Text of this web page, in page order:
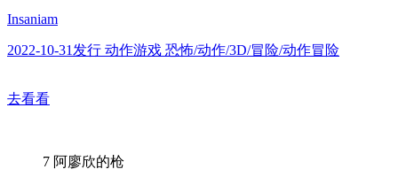
Insaniam
2022-10-31发行 动作游戏 恐怖/动作/3D/冒险/动作冒险
去看看
7 阿廖欣的枪